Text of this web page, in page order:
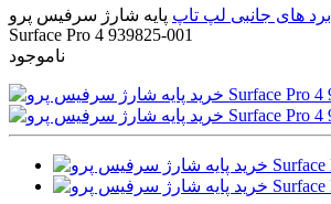
برد های جانبی لپ تاپ پایه شارژ سرفیس پرو
Surface Pro 4 939825-001
ناموجود